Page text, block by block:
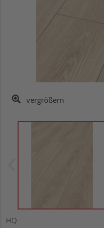
vergrößern
HQ